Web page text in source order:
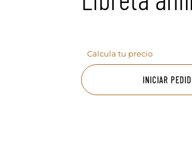
Calcula tu precio
INICIAR